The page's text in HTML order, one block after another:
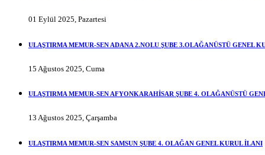
01 Eylül 2025, Pazartesi
ULAŞTIRMA MEMUR-SEN ADANA 2.NOLU ŞUBE 3.OLAĞANÜSTÜ GENEL
15 Ağustos 2025, Cuma
ULAŞTIRMA MEMUR-SEN AFYONKARAHİSAR ŞUBE 4. OLAĞANÜSTÜ
13 Ağustos 2025, Çarşamba
ULAŞTIRMA MEMUR-SEN SAMSUN ŞUBE 4. OLAĞAN GENEL KURUL İLANI